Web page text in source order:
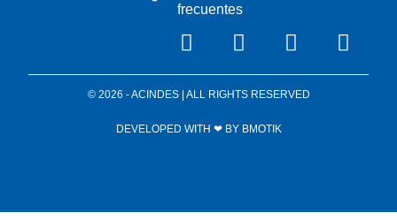
frecuentes
© 2026 - ACINDES | ALL RIGHTS RESERVED
DEVELOPED WITH ❤ BY BMOTIK